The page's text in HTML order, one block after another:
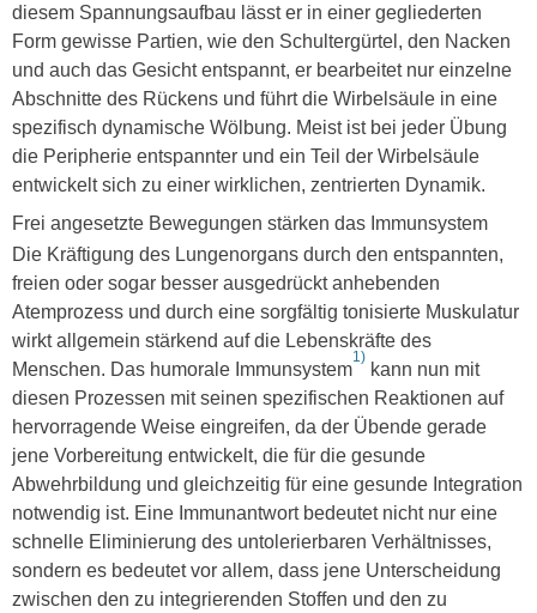
diesem Spannungsaufbau lässt er in einer gegliederten
Form gewisse Partien, wie den Schultergürtel, den Nacken
und auch das Gesicht entspannt, er bearbeitet nur einzelne
Abschnitte des Rückens und führt die Wirbelsäule in eine
spezifisch dynamische Wölbung. Meist ist bei jeder Übung
die Peripherie entspannter und ein Teil der Wirbelsäule
entwickelt sich zu einer wirklichen, zentrierten Dynamik.
Frei angesetzte Bewegungen stärken das Immunsystem
Die Kräftigung des Lungenorgans durch den entspannten,
freien oder sogar besser ausgedrückt anhebenden
Atemprozess und durch eine sorgfältig tonisierte Muskulatur
wirkt allgemein stärkend auf die Lebenskräfte des
Menschen. Das humorale Immunsystem
1)
kann nun mit
diesen Prozessen mit seinen spezifischen Reaktionen auf
hervorragende Weise eingreifen, da der Übende gerade
jene Vorbereitung entwickelt, die für die gesunde
Abwehrbildung und gleichzeitig für eine gesunde Integration
notwendig ist. Eine Immunantwort bedeutet nicht nur eine
schnelle Eliminierung des untolerierbaren Verhältnisses,
sondern es bedeutet vor allem, dass jene Unterscheidung
zwischen den zu integrierenden Stoffen und den zu